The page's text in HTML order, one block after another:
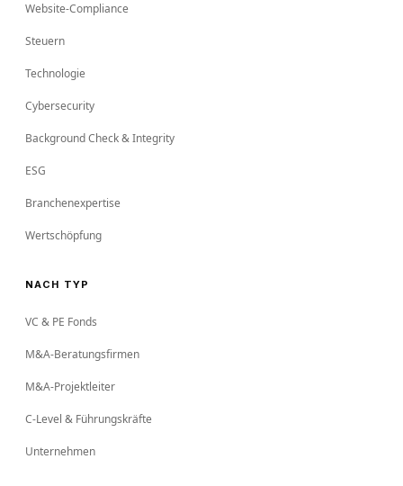
Website-Compliance
Steuern
Technologie
Cybersecurity
Background Check & Integrity
ESG
Branchenexpertise
Wertschöpfung
NACH TYP
VC & PE Fonds
M&A-Beratungsfirmen
M&A-Projektleiter
C-Level & Führungskräfte
Unternehmen